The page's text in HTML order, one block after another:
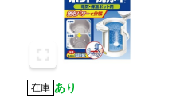
在庫 あり